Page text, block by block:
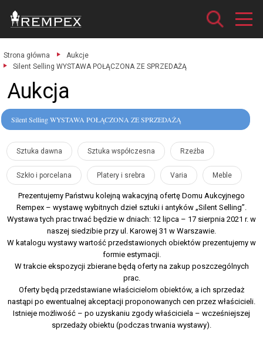
Strona główna
Aukcje
Silent Selling WYSTAWA POŁĄCZONA ZE SPRZEDAŻĄ
Aukcja
Silent Selling WYSTAWA POŁĄCZONA ZE SPRZEDAŻĄ
Sztuka dawna Sztuka współczesna Rzeźba
Szkło i porcelana Platery i srebra Varia Meble
Prezentujemy Państwu kolejną wakacyjną ofertę Domu Aukcyjnego
Rempex – wystawę wybitnych dzieł sztuki i antyków „Silent Selling”.
Wystawa tych prac trwać będzie w dniach: 12 lipca – 17 sierpnia 2021 r. w
naszej siedzibie przy ul. Karowej 31 w Warszawie.
W katalogu wystawy wartość przedstawionych obiektów prezentujemy w
formie estymacji.
W trakcie ekspozycji zbierane będą oferty na zakup poszczególnych
prac.
Oferty będą przedstawiane właścicielom obiektów, a ich sprzedaż
nastąpi po ewentualnej akceptacji proponowanych cen przez właścicieli.
Istnieje możliwość – po uzyskaniu zgody właściciela – wcześniejszej
sprzedaży obiektu (podczas trwania wystawy).